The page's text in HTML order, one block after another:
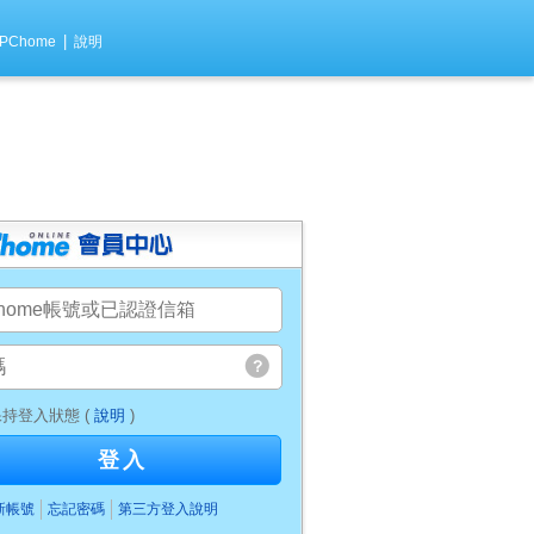
說明
登入狀態 ( 說明 )
登入
帳號 忘記密碼 第三方登入說明